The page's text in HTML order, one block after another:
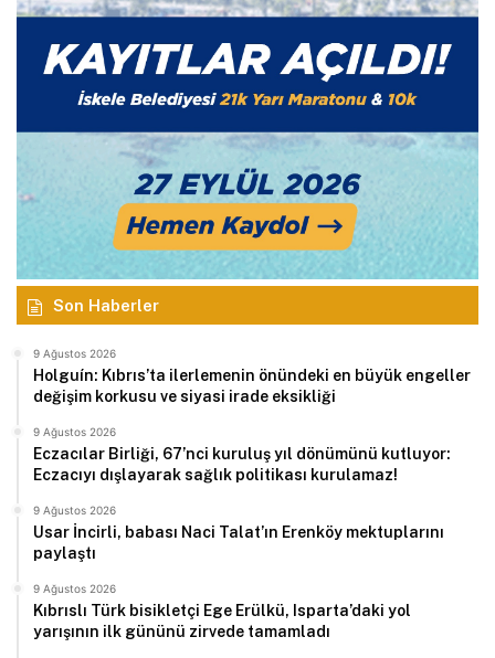
Son Haberler
9 Ağustos 2026
Holguín: Kıbrıs’ta ilerlemenin önündeki en büyük engeller
değişim korkusu ve siyasi irade eksikliği
9 Ağustos 2026
Eczacılar Birliği, 67’nci kuruluş yıl dönümünü kutluyor:
Eczacıyı dışlayarak sağlık politikası kurulamaz!
9 Ağustos 2026
Usar İncirli, babası Naci Talat’ın Erenköy mektuplarını
paylaştı
9 Ağustos 2026
Kıbrıslı Türk bisikletçi Ege Erülkü, Isparta’daki yol
yarışının ilk gününü zirvede tamamladı